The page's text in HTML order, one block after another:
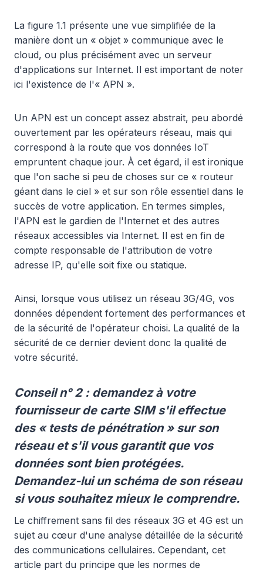
La figure 1.1 présente une vue simplifiée de la
manière dont un « objet » communique avec le
cloud, ou plus précisément avec un serveur
d'applications sur Internet. Il est important de noter
ici l'existence de l'« APN ».
Un APN est un concept assez abstrait, peu abordé
ouvertement par les opérateurs réseau, mais qui
correspond à la route que vos données IoT
empruntent chaque jour. À cet égard, il est ironique
que l'on sache si peu de choses sur ce « routeur
géant dans le ciel » et sur son rôle essentiel dans le
succès de votre application. En termes simples,
l'APN est le gardien de l'Internet et des autres
réseaux accessibles via Internet. Il est en fin de
compte responsable de l'attribution de votre
adresse IP, qu'elle soit fixe ou statique.
Ainsi, lorsque vous utilisez un réseau 3G/4G, vos
données dépendent fortement des performances et
de la sécurité de l'opérateur choisi. La qualité de la
sécurité de ce dernier devient donc la qualité de
votre sécurité.
Conseil n° 2 : demandez à votre
fournisseur de carte SIM s'il effectue
des « tests de pénétration » sur son
réseau et s'il vous garantit que vos
données sont bien protégées.
Demandez-lui un schéma de son réseau
si vous souhaitez mieux le comprendre.
Le chiffrement sans fil des réseaux 3G et 4G est un
sujet au cœur d'une analyse détaillée de la sécurité
des communications cellulaires. Cependant, cet
article part du principe que les normes de